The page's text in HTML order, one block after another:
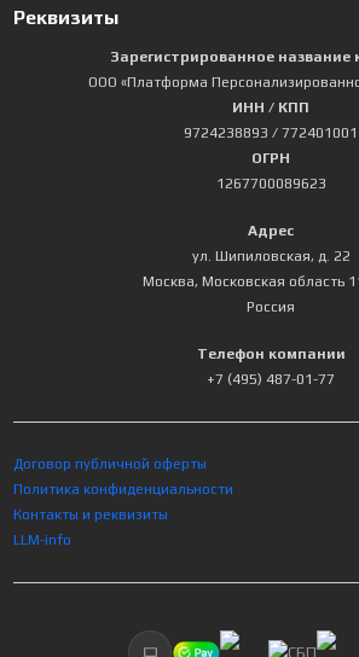
Реквизиты
Зарегистрированное название
ООО «Платформа
ИНН / КПП
9724238893 / 772401001
ОГРН
1267700089623
Адрес
ул. Шипиловская, д. 22
Москва, Московская область
Россия
Телефон компании
+7 (495) 487-01-77
Договор публичной оферты
Политика конфиденциальности
Контакты и реквизиты
LLM-info